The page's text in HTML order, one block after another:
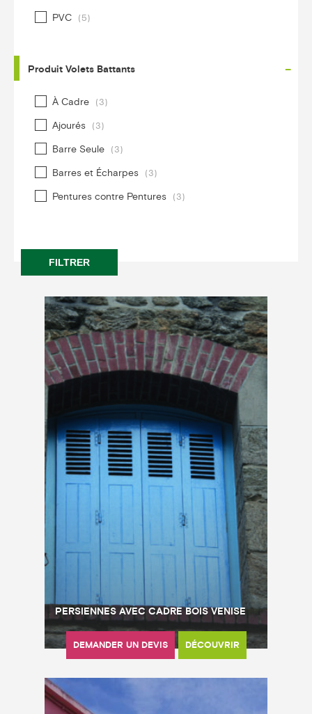
PVC (5)
Produit Volets Battants -
À Cadre (3)
Ajourés (3)
Barre Seule (3)
Barres et Écharpes (3)
Pentures contre Pentures (3)
FILTRER
PERSIENNES AVEC CADRE BOIS VENISE
DEMANDER UN DEVIS DÉCOUVRIR